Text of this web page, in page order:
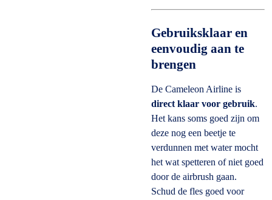
Gebruiksklaar en
eenvoudig aan te
brengen
De Cameleon Airline is
direct klaar voor gebruik.
Het kans soms goed zijn om
deze nog een beetje te
verdunnen met water mocht
het wat spetteren of niet goed
door de airbrush gaan.
Schud de fles goed voor